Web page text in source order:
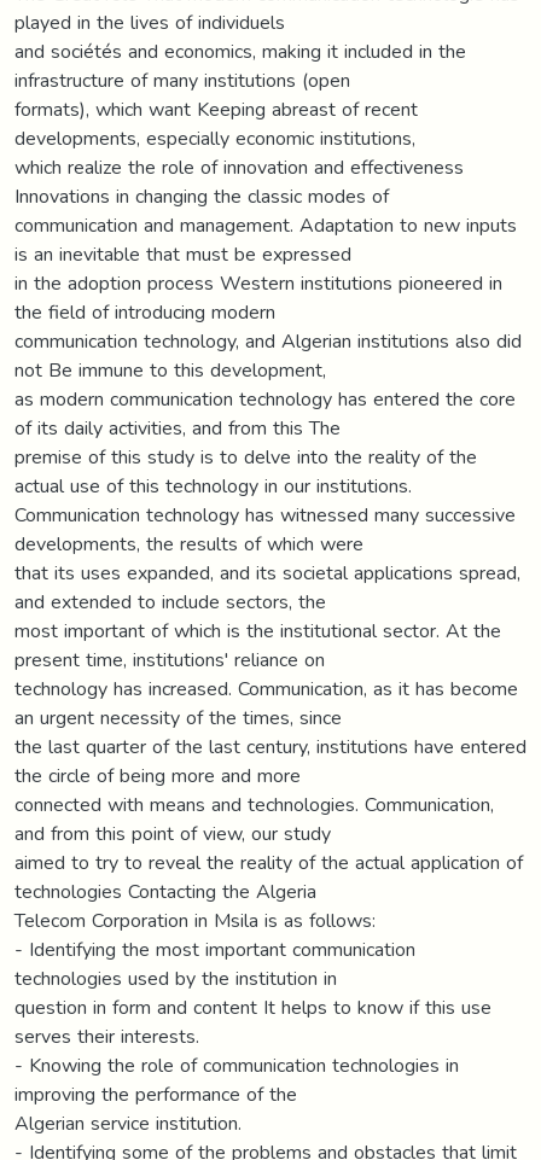
played in the lives of individuels
and sociétés and economics, making it included in the
infrastructure of many institutions (open
formats), which want Keeping abreast of recent
developments, especially economic institutions,
which realize the role of innovation and effectiveness
Innovations in changing the classic modes of
communication and management. Adaptation to new inputs
is an inevitable that must be expressed
in the adoption process Western institutions pioneered in
the field of introducing modern
communication technology, and Algerian institutions also did
not Be immune to this development,
as modern communication technology has entered the core
of its daily activities, and from this The
premise of this study is to delve into the reality of the
actual use of this technology in our institutions.
Communication technology has witnessed many successive
developments, the results of which were
that its uses expanded, and its societal applications spread,
and extended to include sectors, the
most important of which is the institutional sector. At the
present time, institutions' reliance on
technology has increased. Communication, as it has become
an urgent necessity of the times, since
the last quarter of the last century, institutions have entered
the circle of being more and more
connected with means and technologies. Communication,
and from this point of view, our study
aimed to try to reveal the reality of the actual application of
technologies Contacting the Algeria
Telecom Corporation in Msila is as follows:
- Identifying the most important communication
technologies used by the institution in
question in form and content It helps to know if this use
serves their interests.
- Knowing the role of communication technologies in
improving the performance of the
Algerian service institution.
- Identifying some of the problems and obstacles that limit